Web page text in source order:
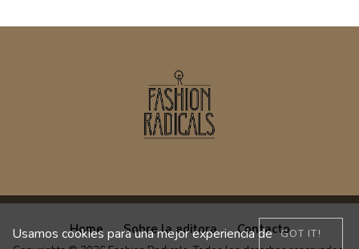
Home Sobre la editora ContactoGOT IT!
Usamos cookies para una mejor experiencia de